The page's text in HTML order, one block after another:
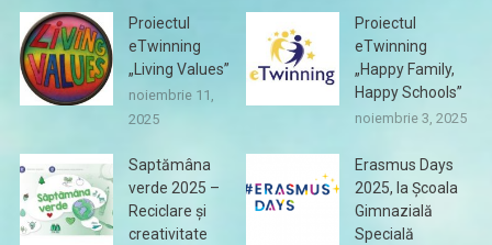
Proiectul
eTwinning
„Living Values”
noiembrie 11,
2025
Proiectul
eTwinning
„Happy Family,
Happy Schools”
noiembrie 3, 2025
Saptămâna
verde 2025 –
Reciclare și
creativitate
Erasmus Days
2025, la Școala
Gimnazială
Specială